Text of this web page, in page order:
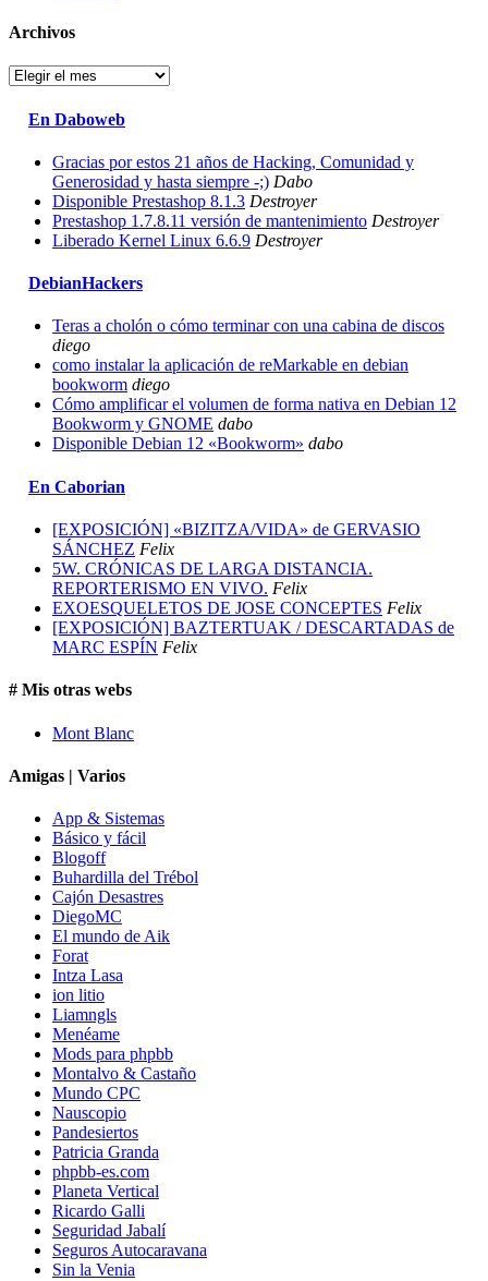
Archivos
Archivos
En Daboweb
Gracias por estos 21 años de Hacking, Comunidad y
Generosidad y hasta siempre -;) Dabo
Disponible Prestashop 8.1.3 Destroyer
Prestashop 1.7.8.11 versión de mantenimiento Destroyer
Liberado Kernel Linux 6.6.9 Destroyer
DebianHackers
Teras a cholón o cómo terminar con una cabina de discos
diego
como instalar la aplicación de reMarkable en debian
bookworm diego
Cómo amplificar el volumen de forma nativa en Debian 12
Bookworm y GNOME dabo
Disponible Debian 12 «Bookworm» dabo
En Caborian
[EXPOSICIÓN] «BIZITZA/VIDA» de GERVASIO
SÁNCHEZ Felix
5W. CRÓNICAS DE LARGA DISTANCIA.
REPORTERISMO EN VIVO. Felix
EXOESQUELETOS DE JOSE CONCEPTES Felix
[EXPOSICIÓN] BAZTERTUAK / DESCARTADAS de
MARC ESPÍN Felix
# Mis otras webs
Mont Blanc
Amigas | Varios
App & Sistemas
Básico y fácil
Blogoff
Buhardilla del Trébol
Cajón Desastres
DiegoMC
El mundo de Aik
Forat
Intza Lasa
ion litio
Liamngls
Menéame
Mods para phpbb
Montalvo & Castaño
Mundo CPC
Nauscopio
Pandesiertos
Patricia Granda
phpbb-es.com
Planeta Vertical
Ricardo Galli
Seguridad Jabalí
Seguros Autocaravana
Sin la Venia